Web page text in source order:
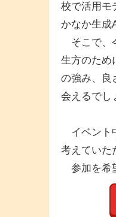
校で活用モ
かなか生成
そこで、
生方のため
の強み、良
会えるでし
イベント
考えていた
参加を希